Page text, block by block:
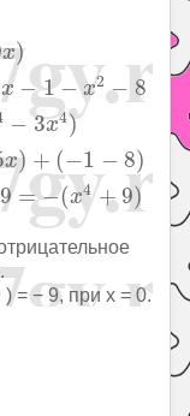
x)
x − 1− x2 − 8
− 3x4)
x) + (−1 − 8)
9 = −(x4 +9)
x2 x
) = − 9, при x = 0.